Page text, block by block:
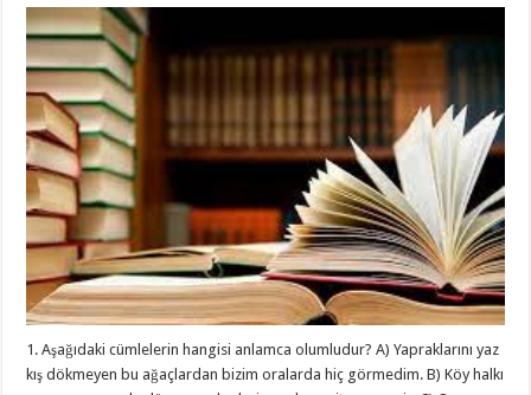
1. Aşağıdaki cümlelerin hangisi anlamca olumludur? A) Yapraklarını yaz
kış dökmeyen bu ağaçlardan bizim oralarda hiç görmedim. B) Köy halkı